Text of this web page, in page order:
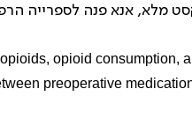
opioid consumption,
preoperative